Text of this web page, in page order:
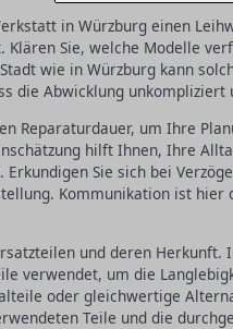
in Würzburg einen
Sie, welche Modelle
wie in Würzburg kann
die Abwicklung
Reparaturdauer, um Ihre
hilft Ihnen, Ihre
Sie sich bei
Kommunikation ist hier
und deren
verwendet, um die
oder gleichwertige
Teile und die